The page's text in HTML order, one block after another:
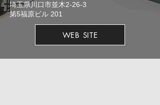
埼玉県川口市並木2-26-3
​第5福原ビル 201
WEB SITE